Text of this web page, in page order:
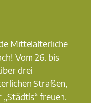
Mittelalterliche
Vom 26. bis
drei
Straßen,
freuen.